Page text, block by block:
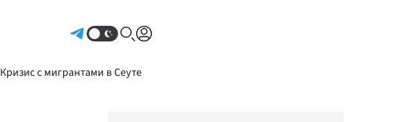
Кризис с мигрантами в Сеуте